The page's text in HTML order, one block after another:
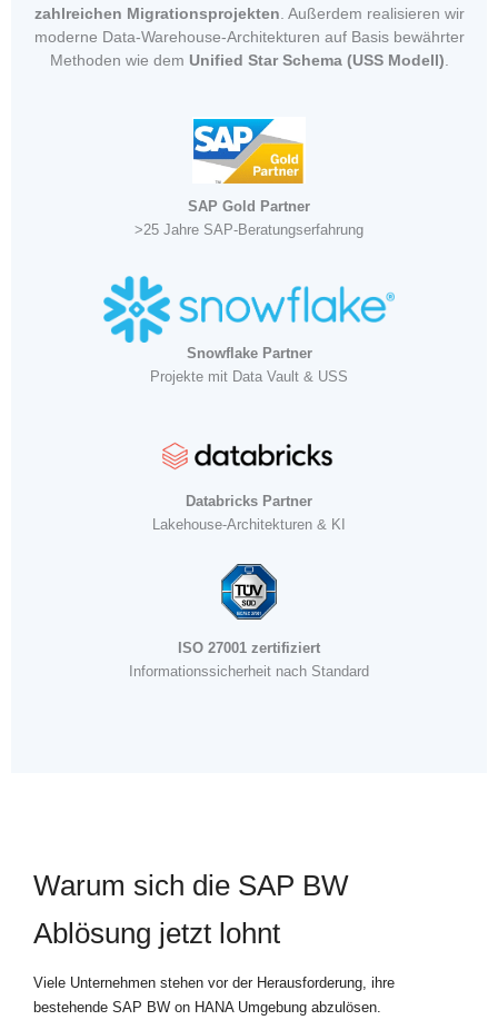
zahlreichen Migrationsprojekten . Außerdem realisieren wir
moderne Data-Warehouse-Architekturen auf Basis bewährter
Methoden wie dem Unified Star Schema (USS Modell)
SAP Gold Partner
>25 Jahre SAP-Beratungserfahrung
Snowflake Partner
Projekte mit Data Vault & USS
Databricks Partner
Lakehouse-Architekturen & KI
ISO 27001 zertifiziert
Informationssicherheit nach Standard
Warum sich die SAP BW
Ablösung jetzt lohnt
Viele Unternehmen stehen vor der Herausforderung, ihre
bestehende SAP BW on HANA Umgebung abzulösen.